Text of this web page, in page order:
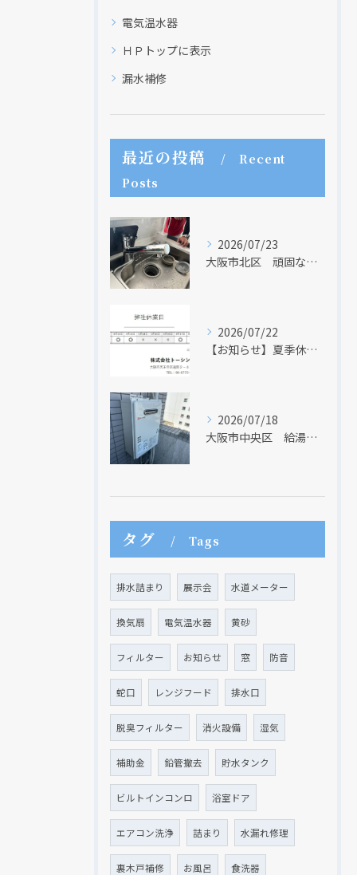
電気温水器
ＨＰトップに表示
漏水補修
最近の投稿
Recent
Posts
2026/07/23
大阪市北区 頑固な水アカはなかなか取れない・・・
2026/07/22
【お知らせ】夏季休業日のお知らせ【２０２６年】
2026/07/18
大阪市中央区 給湯器のリモコンが無くても、リモコンを設置する方法はあります
タグ Tags
排水詰まり 展示会 水道メーター
換気扇 電気温水器 黄砂
フィルター お知らせ 窓 防音
蛇口 レンジフード 排水口
脱臭フィルター 消火設備 湿気
補助金 鉛管撤去 貯水タンク
ビルトインコンロ 浴室ドア
エアコン洗浄 詰まり 水漏れ修理
裏木戸補修 お風呂 食洗器
現在、新聞に入っている折込チラシです。
クリックでチラシのページにジャンプします
現在、新聞に入っている折込チラシです。
クリックでチラシのページにジャンプします